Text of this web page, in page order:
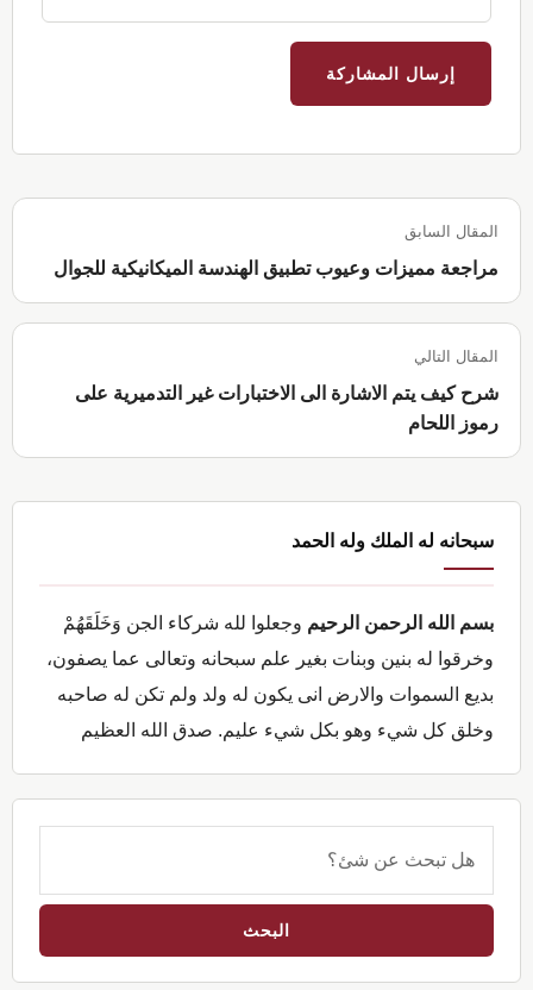
المقال السابق
مراجعة مميزات وعيوب تطبيق الهندسة الميكانيكية للجوال
المقال التالي
شرح كيف يتم الاشارة الى الاختبارات غير التدميرية على
رموز اللحام
الجانبية
سبحانه له الملك وله الحمد
بسم الله الرحمن الرحيم وجعلوا لله شركاء الجن وَخَلَقَهُمْ
وخرقوا له بنين وبنات بغير علم سبحانه وتعالى عما يصفون،
بديع السموات والارض انى يكون له ولد ولم تكن له صاحبه
وخلق كل شيء وهو بكل شيء عليم. صدق الله العظيم
تبحث
عن